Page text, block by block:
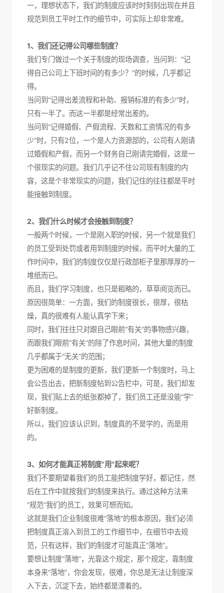
一，理想状态下，我们的制度应该时时刻刻出现在并且
规范到员工平时工作的细节中，可实际上却非常难。
1、我们还记得公司哪些制度？
我们专门做过一个关于制度的现场调查，当问到：“记
得自己公司上下班时间的有多少？”的时候，几乎都记
得。
当问到“记得出差流程和补助、报销标准的有多少”时，
只有一半了。而这一半都是经常出差的。
当问到“记得婚假、产假流程、天数和工资情况的有多
少”时，只有2位，一个是人力资源部的，公司有人刚请
过婚假和产假，而另一个财务自己刚请完婚假，这是一
个很现实的问题。我们几乎记不住公司现有制度的内
容，这是个非常现实的问题，我们记住的往往都是平时
能接触到制度。
2、我们什么时候才会接触到制度？
一般两个时候，一个是刚入职的时候，另一个就是我们
的员工受到处罚或者用到制度的时候，而平时大量的工
作时间中，我们的制度仅仅是行政部柜子里那厚厚的一
堆纸而已。
而且，我们学习制度，也只是粗略的，草草阅览而已。
原因很简单：一方面，我们的制度很长，很厚，很枯
燥，真的很难有人能认真学下来；
同时，我们往往只对跟自己眼前“有关”的事物感兴趣，
而跟我们眼前“有关”的除了作息时间，其他大量的制度
几乎都属于“无关”的范围；
更为困难的是制度的更新，我们更新一个制度时，马上
会公告出去，把新制度帖到公告栏中，可是，我们却发
现，我们贴上去的纸张都掉了，我们员工还是没能“学”
好新制度。
所以，我们应该认识到，制度真的不是学的，而是用
的。
3、如何才能真正将制度“用”起来呢？
我们不要期望着我们的员工能把制度学好，都记住，然
后在工作中就按我们的制度来执行。通过这种方法来
“规范”我们的员工，效果可想而知。
这就是我们企业制度很难“落地”的根本原因，我们必须
把制度真正溶入到员工的工作细节中，在细节中去规
范，只有这样，我们的制度才可能真正“落地”。
要想让制度“落地”，光靠这个规定，那个规定，靠制度
本身来“落地”，你会发现，很难，你总是无法让制度深
入下去，沉淀下去，始终都是漂着的。